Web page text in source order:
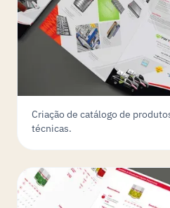
Criação de catálogo de
técnicas.